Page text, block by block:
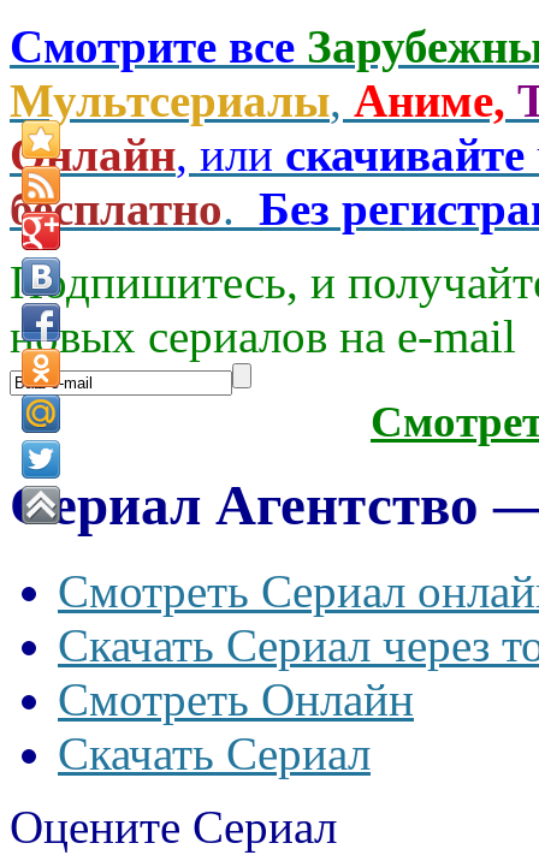
Смотрите все
Мультсериалы, Аниме,
Онлайн, или скачивайте
бесплатно. Без
Подпишитесь, и
новых сериалов на e-mаil
Сериал Агентство
Смотреть Сериал
Скачать Сериал через
Смотреть Онлайн
Скачать Сериал
Оцените Сериал